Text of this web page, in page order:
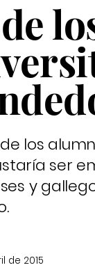
los
ser
y
de 2015